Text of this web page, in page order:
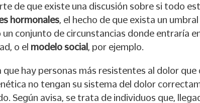
de que existe una discusión sobre si todo
hormonales , el hecho de que exista un
un conjunto de circunstancias donde entraría
o el modelo social , por ejemplo.
que hay personas más resistentes al dolor
no tengan su sistema del dolor
Según avisa, se trata de individuos que,